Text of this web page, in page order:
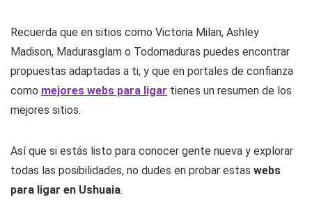
Recuerda que en sitios como Victoria Milan, Ashley
Madison, Madurasglam o Todomaduras puedes encontrar
propuestas adaptadas a ti, y que en portales de confianza
como mejores webs para ligar tienes un resumen de los
mejores sitios.
Así que si estás listo para conocer gente nueva y explorar
todas las posibilidades, no dudes en probar estas webs
para ligar en Ushuaia.